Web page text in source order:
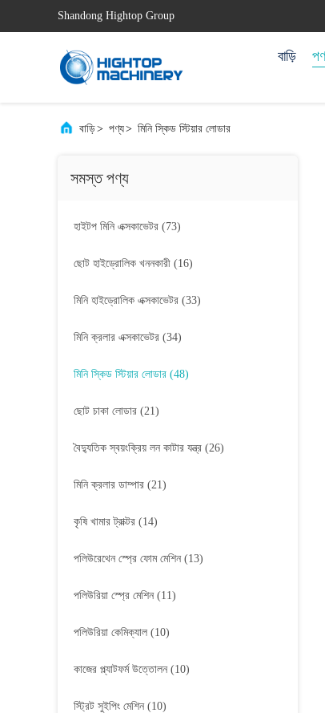
Shandong Hightop Group
বাড়ি
বাড়ি> পণ্য> মিনি স্কিড স্টিয়ার লোডার
সমস্ত পণ্য
হাইটপ মিনি এক্সকাভেটর (73)
ছোট হাইড্রোলিক খননকারী (16)
মিনি হাইড্রোলিক এক্সকাভেটর (33)
মিনি ক্রলার এক্সকাভেটর (34)
মিনি স্কিড স্টিয়ার লোডার (48)
ছোট চাকা লোডার (21)
বৈদ্যুতিক স্বয়ংক্রিয় লন কাটার যন্ত্র (26)
মিনি ক্রলার ডাম্পার (21)
কৃষি খামার ট্রাক্টর (14)
পলিউরেথেন স্প্রে ফোম মেশিন (13)
পলিউরিয়া স্প্রে মেশিন (11)
পলিউরিয়া কেমিক্যাল (10)
কাজের প্ল্যাটফর্ম উত্তোলন (10)
স্ট্রিট সুইপিং মেশিন (10)